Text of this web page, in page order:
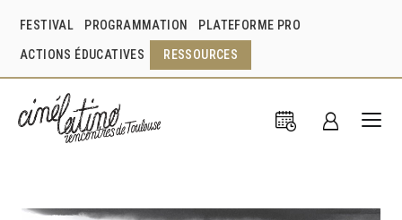
FESTIVAL PROGRAMMATION PLATEFORME PRO
ACTIONS ÉDUCATIVES RESSOURCES